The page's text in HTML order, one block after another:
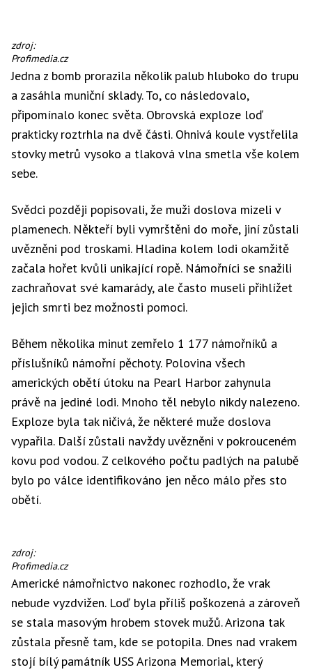
USS
Arizona
během
útoku
zdroj:
Profimedia.cz
Jedna z bomb prorazila několik palub hluboko do trupu
a zasáhla muniční sklady. To, co následovalo,
připomínalo konec světa. Obrovská exploze loď
prakticky roztrhla na dvě části. Ohnivá koule vystřelila
stovky metrů vysoko a tlaková vlna smetla vše kolem
sebe.
Svědci později popisovali, že muži doslova mizeli v
plamenech. Někteří byli vymrštěni do moře, jiní zůstali
uvězněni pod troskami. Hladina kolem lodi okamžitě
začala hořet kvůli unikající ropě. Námořníci se snažili
zachraňovat své kamarády, ale často museli přihlížet
jejich smrti bez možnosti pomoci.
Během několika minut zemřelo 1 177 námořníků a
příslušníků námořní pěchoty. Polovina všech
amerických obětí útoku na Pearl Harbor zahynula
právě na jediné lodi. Mnoho těl nebylo nikdy nalezeno.
Exploze byla tak ničivá, že některé muže doslova
vypařila. Další zůstali navždy uvězněni v pokrouceném
kovu pod vodou. Z celkového počtu padlých na palubě
bylo po válce identifikováno jen něco málo přes sto
obětí.
USS
Arizona
po
útoku
v
roce
zdroj:
Profimedia.cz
Americké námořnictvo nakonec rozhodlo, že vrak
nebude vyzdvižen. Loď byla příliš poškozená a zároveň
se stala masovým hrobem stovek mužů. Arizona tak
zůstala přesně tam, kde se potopila. Dnes nad vrakem
stojí bílý památník USS Arizona Memorial, který